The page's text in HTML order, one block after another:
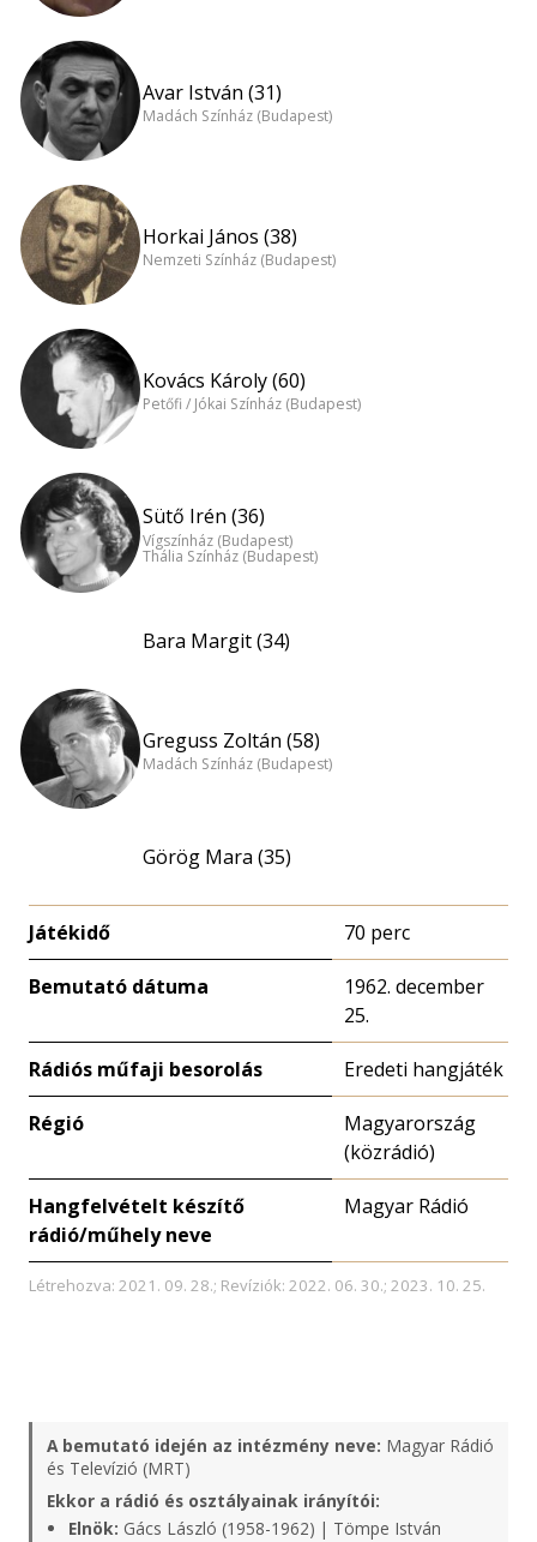
Avar István (31)
Madách Színház (Budapest)
Horkai János (38)
Nemzeti Színház (Budapest)
Kovács Károly (60)
Petőfi / Jókai Színház (Budapest)
Sütő Irén (36)
Vígszínház (Budapest)
Thália Színház (Budapest)
Bara Margit (34)
Greguss Zoltán (58)
Madách Színház (Budapest)
Görög Mara (35)
Játékidő 70 perc
Bemutató dátuma
1962. december
25.
Rádiós műfaji besorolás Eredeti hangjáték
Régió
Magyarország
(közrádió)
Hangfelvételt készítő
rádió/műhely neve
Magyar Rádió
Létrehozva: 2021. 09. 28.; Revíziók: 2022. 06. 30.; 2023. 10. 25.
A bemutató idején az intézmény neve: Magyar Rádió
és Televízió (MRT)
Ekkor a rádió és osztályainak irányítói:
Elnök: Gács László (1958-1962) | Tömpe István